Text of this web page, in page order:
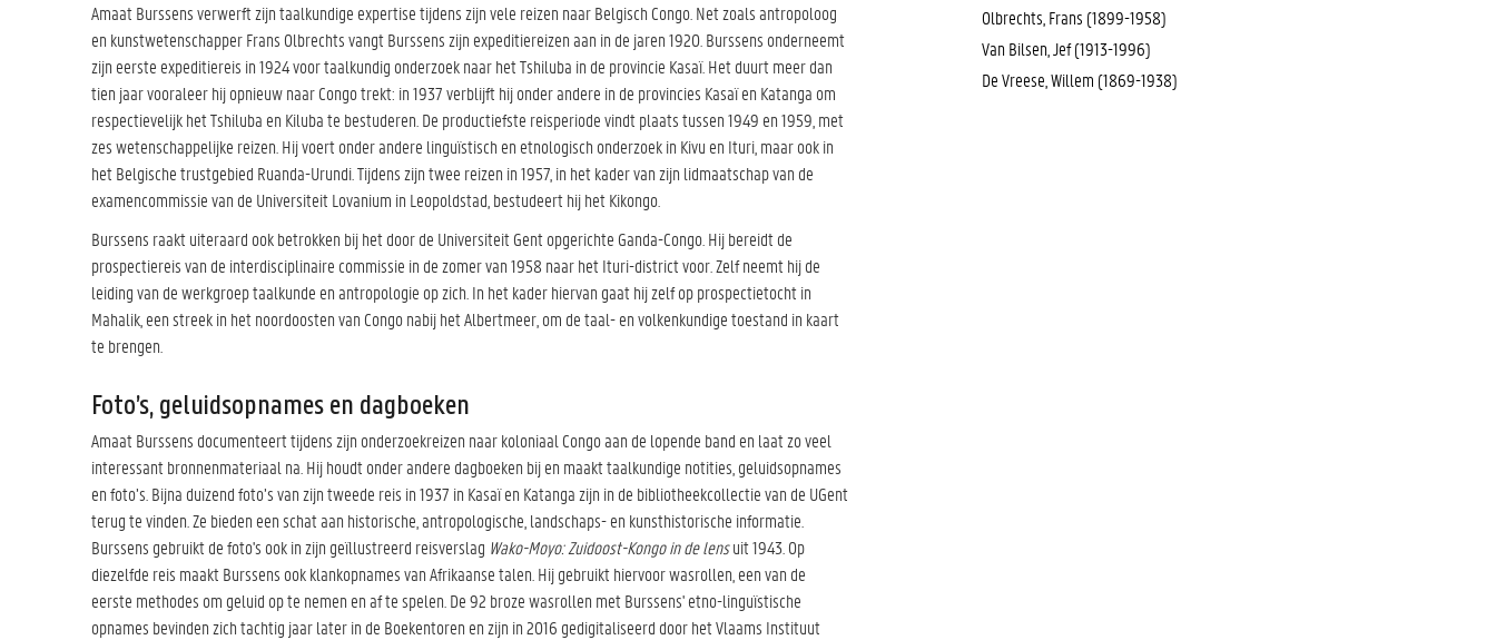
Amaat Burssens verwerft zijn taalkundige expertise tijdens zijn vele reizen naar Belgisch Congo. Net zoals antropoloog
en kunstwetenschapper Frans Olbrechts vangt Burssens zijn expeditiereizen aan in de jaren 1920. Burssens onderneemt
zijn eerste expeditiereis in 1924 voor taalkundig onderzoek naar het Tshiluba in de provincie Kasaï. Het duurt meer dan
tien jaar vooraleer hij opnieuw naar Congo trekt: in 1937 verblijft hij onder andere in de provincies Kasaï en Katanga om
respectievelijk het Tshiluba en Kiluba te bestuderen. De productiefste reisperiode vindt plaats tussen 1949 en 1959, met
zes wetenschappelijke reizen. Hij voert onder andere linguïstisch en etnologisch onderzoek in Kivu en Ituri, maar ook in
het Belgische trustgebied Ruanda-Urundi. Tijdens zijn twee reizen in 1957, in het kader van zijn lidmaatschap van de
examencommissie van de Universiteit Lovanium in Leopoldstad, bestudeert hij het Kikongo.
Burssens raakt uiteraard ook betrokken bij het door de Universiteit Gent opgerichte Ganda-Congo. Hij bereidt de
prospectiereis van de interdisciplinaire commissie in de zomer van 1958 naar het Ituri-district voor. Zelf neemt hij de
leiding van de werkgroep taalkunde en antropologie op zich. In het kader hiervan gaat hij zelf op prospectietocht in
Mahalik, een streek in het noordoosten van Congo nabij het Albertmeer, om de taal- en volkenkundige toestand in kaart
te brengen.
Foto’s, geluidsopnames en dagboeken
Amaat Burssens documenteert tijdens zijn onderzoekreizen naar koloniaal Congo aan de lopende band en laat zo veel
interessant bronnenmateriaal na. Hij houdt onder andere dagboeken bij en maakt taalkundige notities, geluidsopnames
en foto’s. Bijna duizend foto’s van zijn tweede reis in 1937 in Kasaï en Katanga zijn in de bibliotheekcollectie van de UGent
terug te vinden. Ze bieden een schat aan historische, antropologische, landschaps- en kunsthistorische informatie.
Burssens gebruikt de foto's ook in zijn geïllustreerd reisverslag Wako-Moyo: Zuidoost-Kongo in de lensuit 1943. Op
diezelfde reis maakt Burssens ook klankopnames van Afrikaanse talen. Hij gebruikt hiervoor wasrollen, een van de
eerste methodes om geluid op te nemen en af te spelen. De 92 broze wasrollen met Burssens' etno-linguïstische
opnames bevinden zich tachtig jaar later in de Boekentoren en zijn in 2016 gedigitaliseerd door het Vlaams Instituut
Olbrechts, Frans (1899-1958)
Van Bilsen, Jef (1913-1996)
De Vreese, Willem (1869-1938)